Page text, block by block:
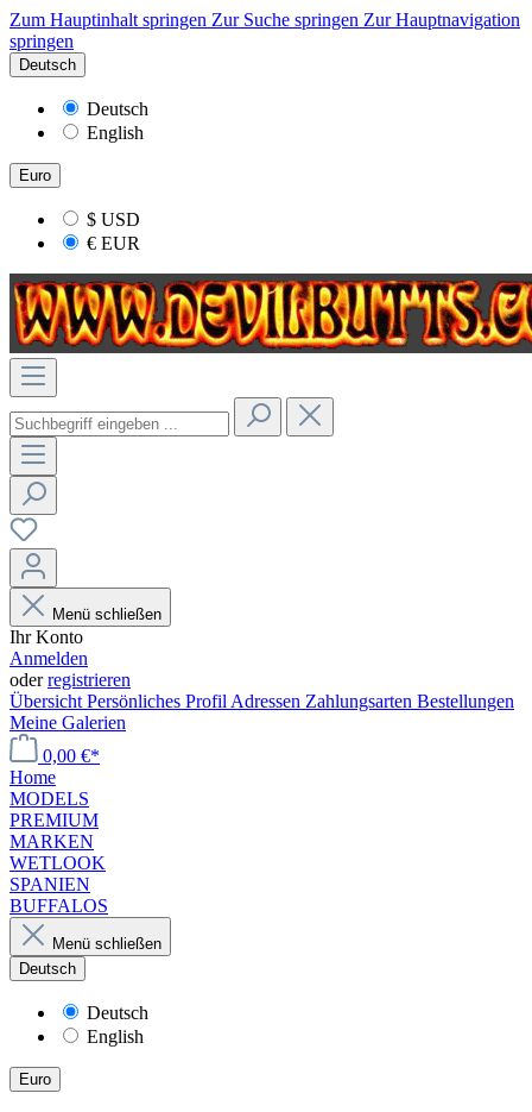
Zum Hauptinhalt springen Zur Suche springen Zur Hauptnavigation
springen
Deutsch
Deutsch
English
Euro
$ USD
€ EUR
Menü schließen
Ihr Konto
Anmelden
oderregistrieren
Übersicht Persönliches Profil Adressen Zahlungsarten Bestellungen
Meine Galerien
0,00 €*
Home
MODELS
PREMIUM
MARKEN
WETLOOK
SPANIEN
BUFFALOS
Menü schließen
Deutsch
Deutsch
English
Euro